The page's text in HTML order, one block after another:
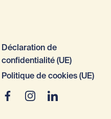
Déclaration de
confidentialité (UE)
Politique de cookies (UE)